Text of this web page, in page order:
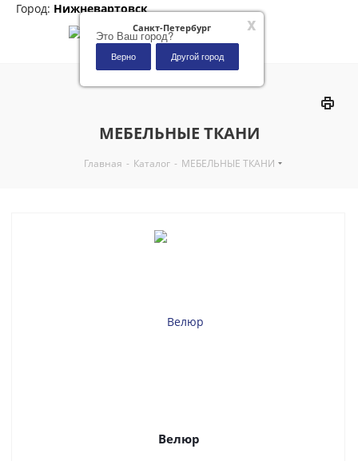
x
Санкт-Петербург
Это Ваш город?
Верно Другой город
Город: Нижневартовск
МЕБЕЛЬНЫЕ ТКАНИ
Главная - Каталог - МЕБЕЛЬНЫЕ ТКАНИ
Велюр